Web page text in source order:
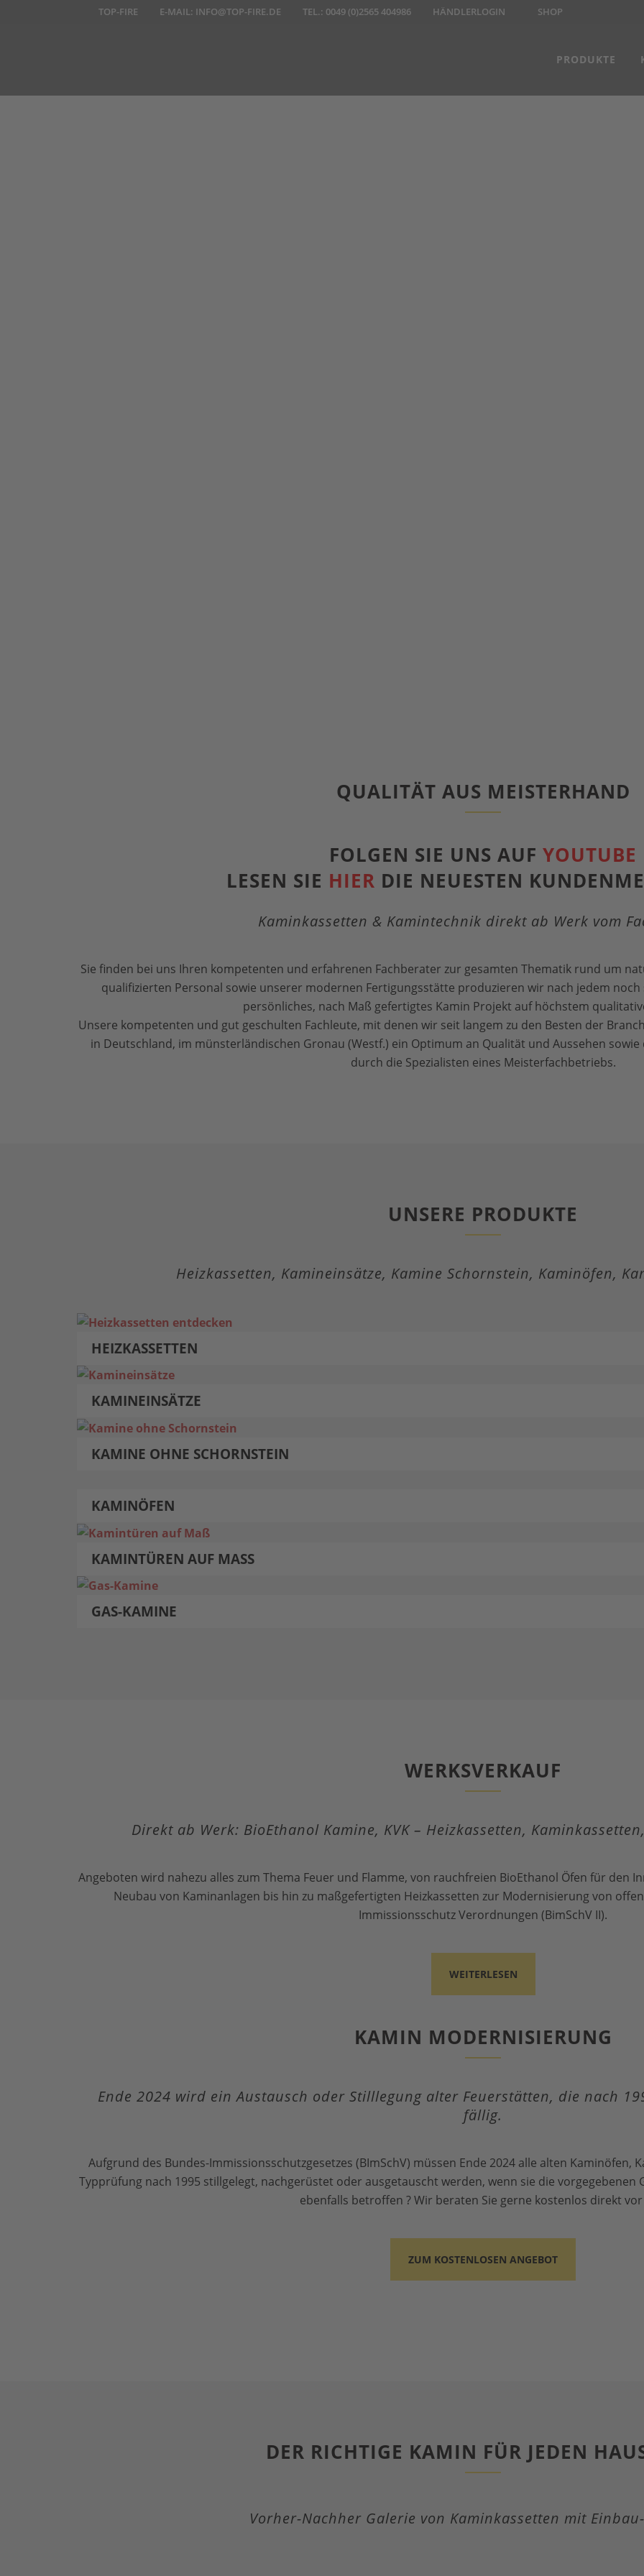
TOP-FIRE E-MAIL: INFO@TOP-FIRE.DE TEL.: 0049 (0)2565 404986 HÄNDLERLOGIN SHOP
PRODUKTE
QUALITÄT AUS MEISTERHAND
FOLGEN SIE UNS AUF YOUTUBE
LESEN SIE HIER DIE NEUESTEN
Kaminkassetten & Kamintechnik direkt ab Werk vom
Sie finden bei uns Ihren kompetenten und erfahrenen Fachberater zur gesamten Thematik rund um
qualifizierten Personal sowie unserer modernen Fertigungsstätte produzieren wir nach jedem noch
persönliches, nach Maß gefertigtes Kamin Projekt auf höchstem
Unsere kompetenten und gut geschulten Fachleute, mit denen wir seit langem zu den Besten der
in Deutschland, im münsterländischen Gronau (Westf.) ein Optimum an Qualität und Aussehen
durch die Spezialisten eines Meisterfachbetriebs.
UNSERE PRODUKTE
Heizkassetten, Kamineinsätze, Kamine Schornstein, Kaminöfen,
HEIZKASSETTEN
KAMINEINSÄTZE
KAMINE OHNE SCHORNSTEIN
KAMINÖFEN
KAMINTÜREN AUF MASS
GAS-KAMINE
WERKSVERKAUF
Direkt ab Werk: BioEthanol Kamine, KVK – Heizkassetten,
Angeboten wird nahezu alles zum Thema Feuer und Flamme, von rauchfreien BioEthanol Öfen für den
Neubau von Kaminanlagen bis hin zu maßgefertigten Heizkassetten zur Modernisierung von
Immissionsschutz Verordnungen (BimSchV II).
WEITERLESEN
KAMIN MODERNISIERUNG
Ende 2024 wird ein Austausch oder Stilllegung alter Feuerstätten, die nach
fällig.
Aufgrund des Bundes-Immissionsschutzgesetzes (BImSchV) müssen Ende 2024 alle alten Kaminöfen,
Typprüfung nach 1995 stillgelegt, nachgerüstet oder ausgetauscht werden, wenn sie die
ebenfalls betroffen ? Wir beraten Sie gerne kostenlos direkt
ZUM KOSTENLOSEN ANGEBOT
DER RICHTIGE KAMIN FÜR JEDEN
Vorher-Nachher Galerie von Kaminkassetten mit